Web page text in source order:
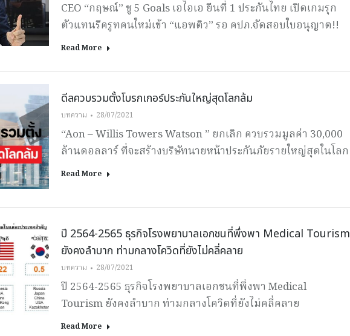
CEO “กฤษณ์” ชู 5 Goals เอไอเอ ยืนที่ 1 ประกันไทย เปิดเกมรุก
ตัวแทนรีครูทคนใหม่เข้า “แอพติว” รอ คปภ.จัดสอบใบอนุญาต!!
Read More
ดีลควบรวมตั้งโบรกเกอร์ประกันใหญ่สุดโลกล้ม
บทความ 28/07/2021
“Aon – Willis Towers Watson ” ยกเลิก ควบรวมมูลค่า 30,000
ล้านดอลลาร์ ที่จะสร้างบริษัทนายหน้าประกันภัยรายใหญ่สุดในโลก
Read More
ปี 2564-2565 ธุรกิจโรงพยาบาลเอกชนที่พึ่งพา Medical Tourism
ยังคงลำบาก ท่ามกลางโควิดที่ยังไม่คลี่คลาย
บทความ 28/07/2021
ปี 2564-2565 ธุรกิจโรงพยาบาลเอกชนที่พึ่งพา Medical
Tourism ยังคงลำบาก ท่ามกลางโควิดที่ยังไม่คลี่คลาย
Read More